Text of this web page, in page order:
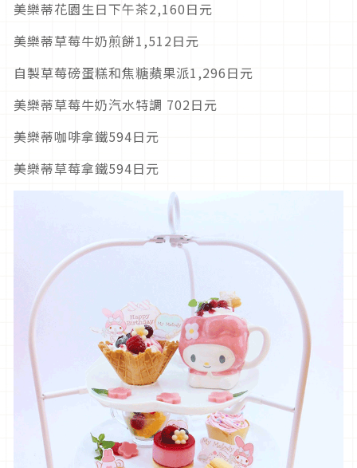
美樂蒂花園生日下午茶2,160日元
美樂蒂草莓牛奶煎餅1,512日元
自製草莓磅蛋糕和焦糖蘋果派1,296日元
美樂蒂草莓牛奶汽水特調 702日元
美樂蒂咖啡拿鐵594日元
美樂蒂草莓拿鐵594日元